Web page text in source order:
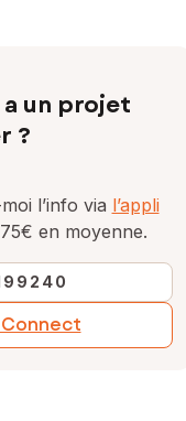
un projet
?
l’info via l’appli
en moyenne.
Connect